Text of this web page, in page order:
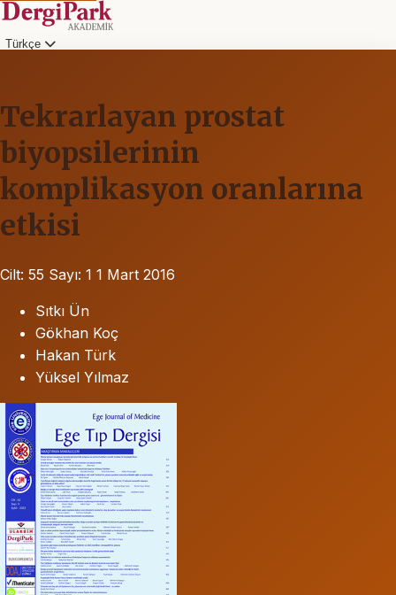
Türkçe
Tekrarlayan prostat
biyopsilerinin
komplikasyon oranlarına
etkisi
Cilt: 55 Sayı: 1 1 Mart 2016
Sıtkı Ün
Gökhan Koç
Hakan Türk
Yüksel Yılmaz